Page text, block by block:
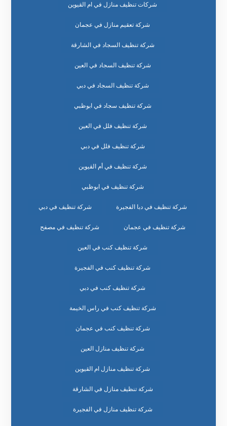
شركات تنظيف منازل في ام القيوين
شركة تعقيم منازل في عجمان
شركة تنظيف السجاد في الشارقة
شركة تنظيف السجاد في العين
شركة تنظيف السجاد في دبي
شركة تنظيف سجاد في ابوظبي
شركة تنظيف فلل في العين
شركة تنظيف فلل في دبي
شركة تنظيف في أم القيوين
شركة تنظيف في ابوظبي
شركة تنظيف في دبا الفجيرة شركة تنظيف في دبي
شركة تنظيف في عجمان شركة تنظيف في مصفح
شركة تنظيف كنب في العين
شركة تنظيف كنب في الفجيرة
شركة تنظيف كنب في دبي
شركة تنظيف كنب في راس الخيمة
شركة تنظيف كنب في عجمان
شركة تنظيف منازل العين
شركة تنظيف منازل ام القيوين
شركة تنظيف منازل في الشارقة
شركة تنظيف منازل في الفجيرة